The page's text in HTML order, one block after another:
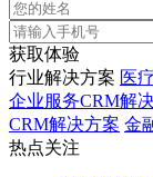
获取体验
行业解决方案 医
企业服务CRM解
CRM解决方案 金
热点关注